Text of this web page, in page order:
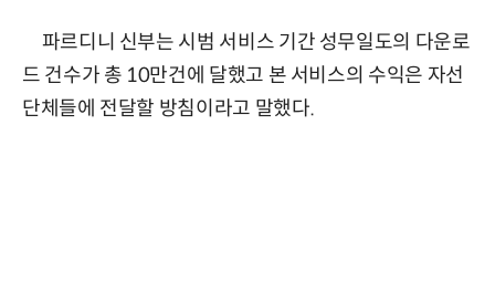
파르디니 신부는 시범 서비스 기간 성무일도의 다운로
드 건수가 총 10만건에 달했고 본 서비스의 수익은 자선
단체들에 전달할 방침이라고 말했다.